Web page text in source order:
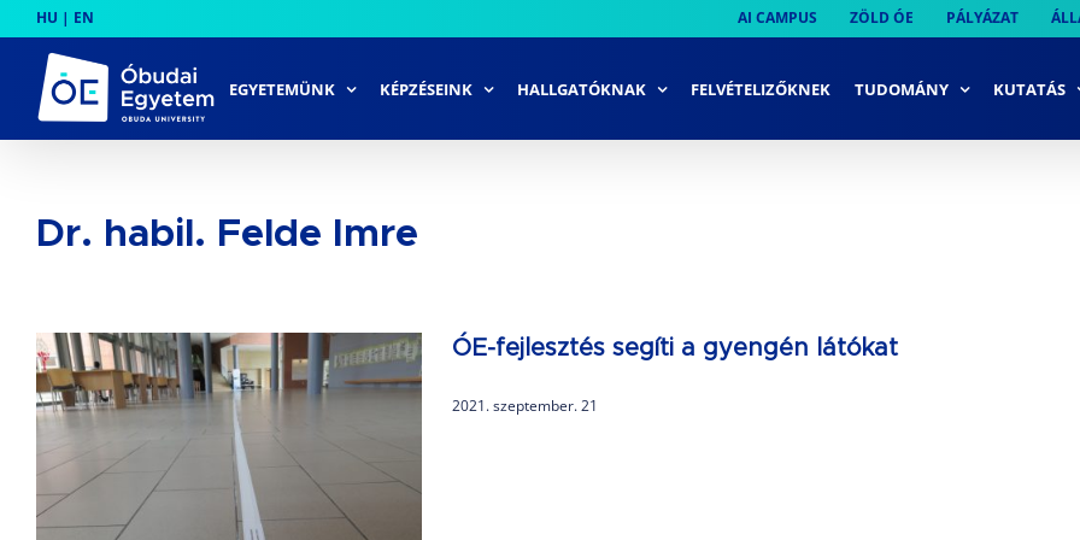
to
content
HU | EN AI CAMPUS ZÖLD ÓE PÁLYÁZAT
EGYETEMÜNK KÉPZÉSEINK HALLGATÓKNAK FELVÉTELIZŐKNEK TUDOMÁNY KUTATÁS
Dr. habil. Felde Imre
ÓE-fejlesztés segíti a gyengén látókat
2021. szeptember. 21